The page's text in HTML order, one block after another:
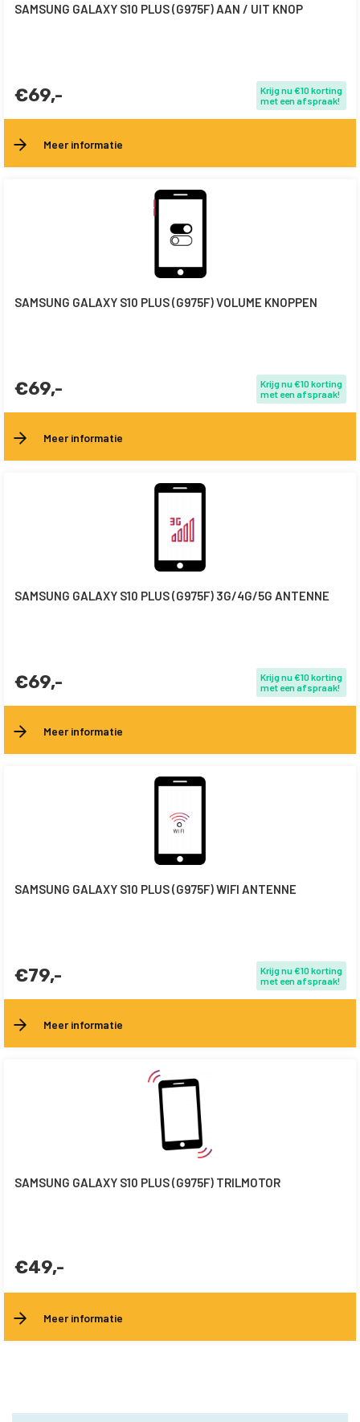
SAMSUNG GALAXY S10 PLUS (G975F) AAN / UIT KNOP
€69,-
Krijg nu €10 korting
met een afspraak!
Meer informatie
SAMSUNG GALAXY S10 PLUS (G975F) VOLUME KNOPPEN
€69,-
Krijg nu €10 korting
met een afspraak!
Meer informatie
SAMSUNG GALAXY S10 PLUS (G975F) 3G/4G/5G ANTENNE
€69,-
Krijg nu €10 korting
met een afspraak!
Meer informatie
SAMSUNG GALAXY S10 PLUS (G975F) WIFI ANTENNE
€79,-
Krijg nu €10 korting
met een afspraak!
Meer informatie
SAMSUNG GALAXY S10 PLUS (G975F) TRILMOTOR
€49,-
Meer informatie